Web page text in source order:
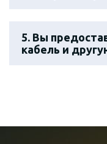
5. Вы
кабель и